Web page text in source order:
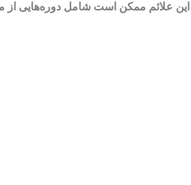
علائم ممکن است شامل دوره‌هایی از